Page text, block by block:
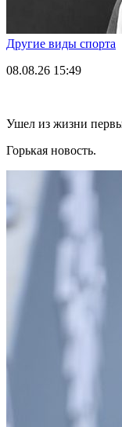
Другие виды спорта
08.08.26 15:49
Ушел из жизни
Горькая новость.